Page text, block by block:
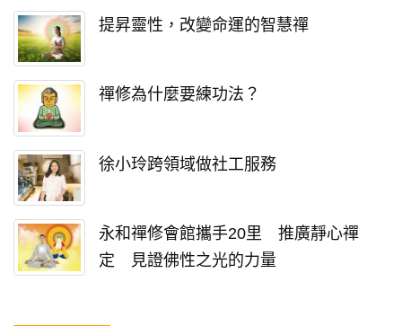
提昇靈性，改變命運的智慧禪
禪修為什麼要練功法？
徐小玲跨領域做社工服務
永和禪修會館攜手20里 推廣靜心禪
定 見證佛性之光的力量